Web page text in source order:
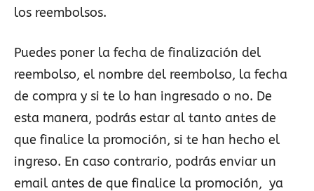
los reembolsos.
Puedes poner la fecha de finalización del
reembolso, el nombre del reembolso, la fecha
de compra y si te lo han ingresado o no. De
esta manera, podrás estar al tanto antes de
que finalice la promoción, si te han hecho el
ingreso. En caso contrario, podrás enviar un
email antes de que finalice la promoción, ya